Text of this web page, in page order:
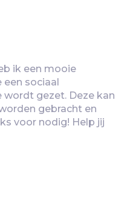
ik een mooie
sociaal
gezet. Deze kan
gebracht en
voor nodig! Help jij